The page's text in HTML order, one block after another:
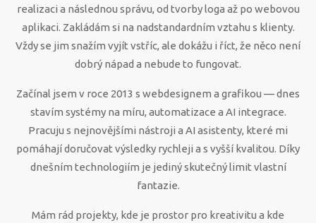
realizaci a následnou správu, od tvorby loga až po webovou
aplikaci. Zakládám si na nadstandardním vztahu s klienty.
Vždy se jim snažím vyjít vstříc, ale dokážu i říct, že něco není
dobrý nápad a nebude to fungovat.
Začínal jsem v roce 2013 s webdesignem a grafikou — dnes
stavím systémy na míru, automatizace a AI integrace.
Pracuju s nejnovějšími nástroji a AI asistenty, které mi
pomáhají doručovat výsledky rychleji a s vyšší kvalitou. Díky
dnešním technologiím je jediný skutečný limit vlastní
fantazie.
Mám rád projekty, kde je prostor pro kreativitu a kde